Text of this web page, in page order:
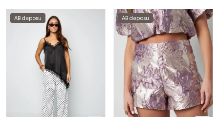
AB deposu AB deposu